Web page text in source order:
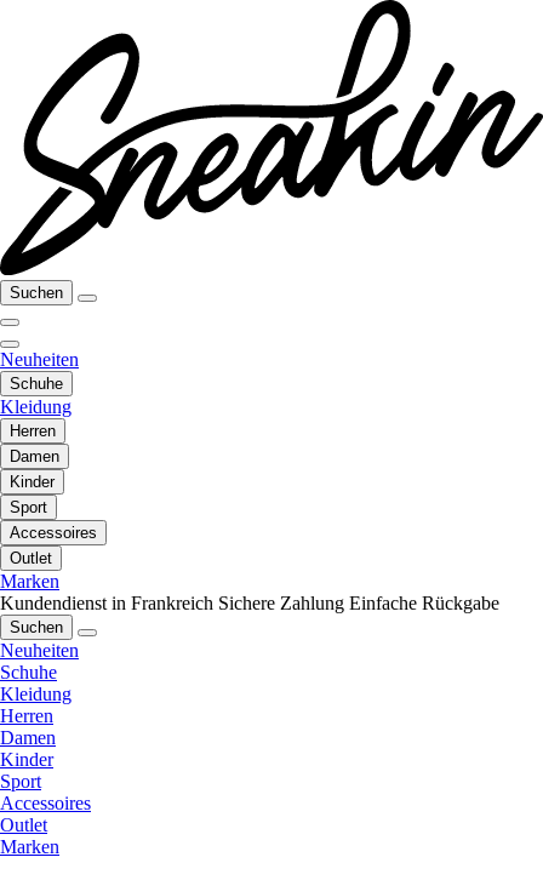
Suchen
Neuheiten
Schuhe
Kleidung
Herren
Damen
Kinder
Sport
Accessoires
Outlet
Marken
Kundendienst in Frankreich Sichere Zahlung Einfache Rückgabe
Suchen
Neuheiten
Schuhe
Kleidung
Herren
Damen
Kinder
Sport
Accessoires
Outlet
Marken